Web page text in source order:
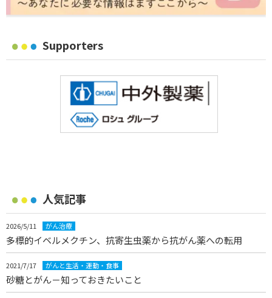
Supporters
人気記事
2026/5/11 がん治療
多標的イベルメクチン、抗寄生虫薬から抗がん薬への転用
2021/7/17 がんと生活・運動・食事
砂糖とがん－知っておきたいこと